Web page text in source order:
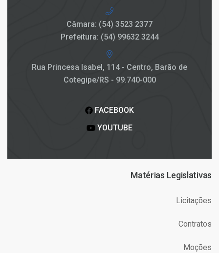
Câmara: (54) 3523 2377
Prefeitura: (54) 99632 3244
Rua Princesa Isabel, 114 - Centro, Barão de
Cotegipe/RS - 99.740-000
FACEBOOK
YOUTUBE
Matérias Legislativas
Licitações
Contratos
Moções